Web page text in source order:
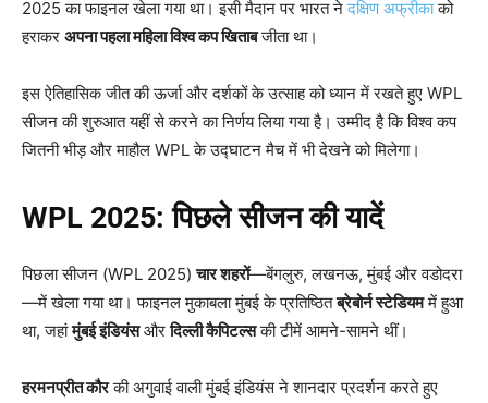
2025 का फाइनल खेला गया था। इसी मैदान पर भारत नेदक्षिण अफ्रीकाको
हराकर अपना पहला महिला विश्व कप खिताबजीता था।
इस ऐतिहासिक जीत की ऊर्जा और दर्शकों के उत्साह को ध्यान में रखते हुए WPL
सीजन की शुरुआत यहीं से करने का निर्णय लिया गया है। उम्मीद है कि विश्व कप
जितनी भीड़ और माहौल WPL के उद्घाटन मैच में भी देखने को मिलेगा।
WPL 2025:पिछले सीजन की यादें
पिछला सीजन (WPL 2025)चार शहरों—बेंगलुरु, लखनऊ, मुंबई और वडोदरा
—में खेला गया था। फाइनल मुकाबला मुंबई के प्रतिष्ठितब्रेबोर्न स्टेडियममें हुआ
था, जहांमुंबई इंडियंसऔरदिल्ली कैपिटल्सकी टीमें आमने-सामने थीं।
हरमनप्रीत कौरकी अगुवाई वाली मुंबई इंडियंस ने शानदार प्रदर्शन करते हुए